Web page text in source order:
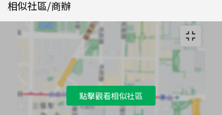
相似社區/商辦
點擊觀看相似社區